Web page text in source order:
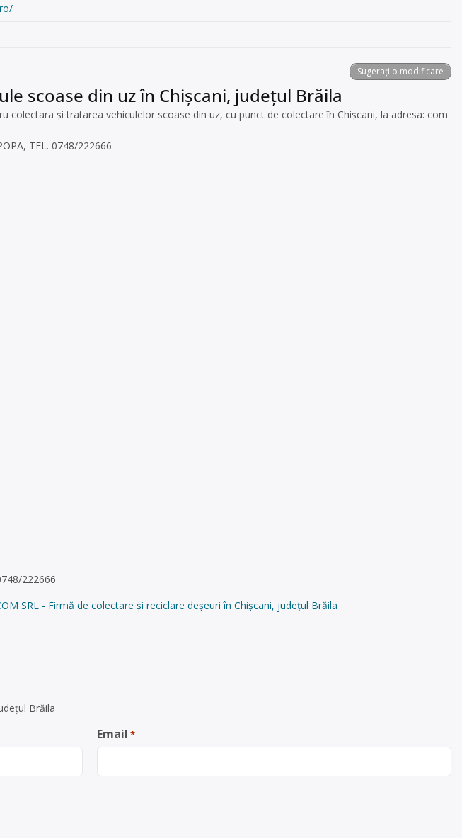
Sugerați o modificare
scoase din uz în Chișcani, județul Brăila
colectara și tratarea vehiculelor scoase din uz, cu punct de colectare în Chișcani, la adresa: com
TEL. 0748/222666
222666
SRL - Firmă de colectare și reciclare deșeuri în Chișcani, județul Brăila
Brăila
Email *